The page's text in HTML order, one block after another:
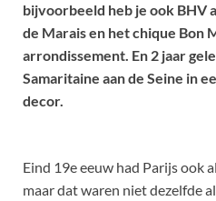
bijvoorbeeld heb je ook BHV
de Marais en het chique Bon
arrondissement. En 2 jaar
Samaritaine aan de Seine in
decor.
Eind 19e eeuw had Parijs ook
maar dat waren niet dezelfde